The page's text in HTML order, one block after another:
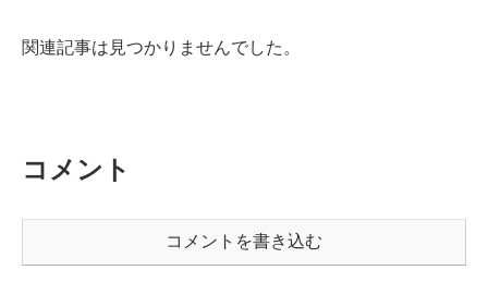
関連記事は見つかりませんでした。
コメント
コメントを書き込む